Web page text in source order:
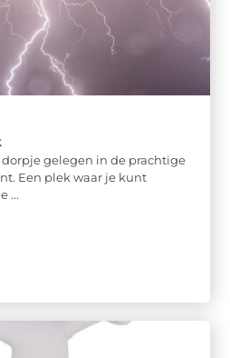
gelegen in de prachtige
Een plek waar je kunt
...